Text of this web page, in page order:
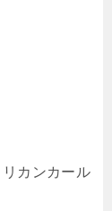
カンカール